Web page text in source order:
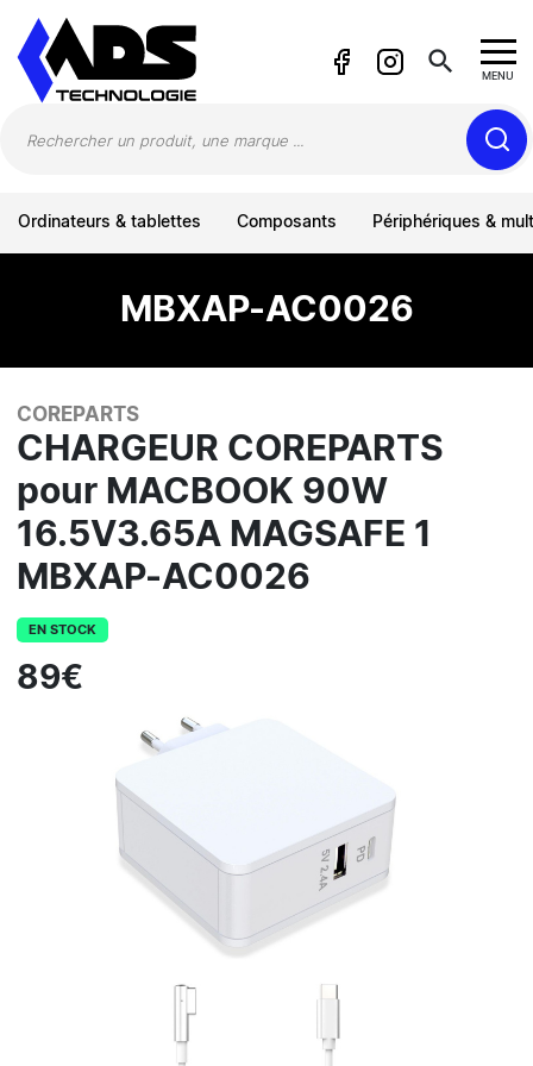
search MENU
Ordinateurs & tablettes Composants Périphériques &
MBXAP-AC0026
COREPARTS
CHARGEUR COREPARTS
pour MACBOOK 90W
16.5V3.65A MAGSAFE 1
MBXAP-AC0026
EN STOCK
89€